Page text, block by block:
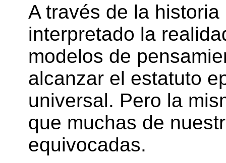
A través de la
interpretado la
modelos de
alcanzar el estatuto
universal. Pero la
que muchas de
equivocadas.